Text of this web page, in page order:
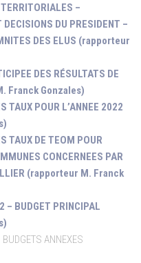
–
DU PRESIDENT –
DES ELUS (rapporteur
DES RÉSULTATS DE
Franck Gonzales)
TAUX POUR L’ANNEE 2022
TAUX DE TEOM POUR
CONCERNEES PAR
(rapporteur M. Franck
– BUDGET PRINCIPAL
ANNEXES